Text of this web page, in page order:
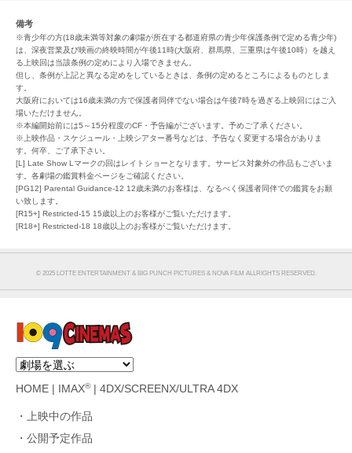
備考
※青少年の方(18歳未満等対象の劇場が所在する都道府県の青少年保護条例で定める青少年)
は、深夜営業及び映画の終映時間が午後11時(大阪府、群馬県、三重県は午後10時）を越え
る上映回は当該条例の定めにより入場できません。
但し、条例が上記と異なる定めをしているときは、条例の定めるところによるものとしま
す。
大阪府においては16歳未満の方で保護者同伴でない場合は午後7時を過ぎる上映回にはご入
場いただけません。
※本編開始前には5～15分程度のCF・予告編がございます。予めご了承ください。
※上映作品・スケジュール・上映シアター番号などは、予告なく変更する場合がありま
す。何卒、ご了承下さい。
[L] Late Show Lマークの回はレイトショーとなります。サービス対象外の作品もございま
す。各劇場の鑑賞料金ページをご確認ください。
[PG12] Parental Guidance-12 12歳未満のお客様は、なるべく保護者同伴での鑑賞をお願
い致します。
[R15+] Restricted-15 15歳以上のお客様がご覧いただけます。
[R18+] Restricted-18 18歳以上のお客様がご覧いただけます。
©︎ 2025 LOTTE ENTERTAINMENT & BIG PUNCH PICTURES & NOVA FILM ALLRIGHTS RESERVED.
HOME IMAX®| 4DX/SCREENX/ULTRA 4DX
上映中の作品
公開予定作品